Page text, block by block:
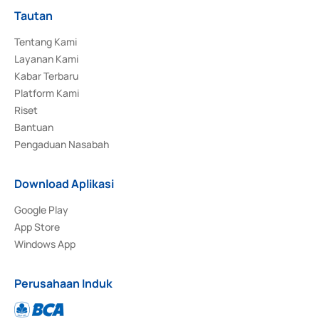
Tautan
Tentang Kami
Layanan Kami
Kabar Terbaru
Platform Kami
Riset
Bantuan
Pengaduan Nasabah
Download Aplikasi
Google Play
App Store
Windows App
Perusahaan Induk